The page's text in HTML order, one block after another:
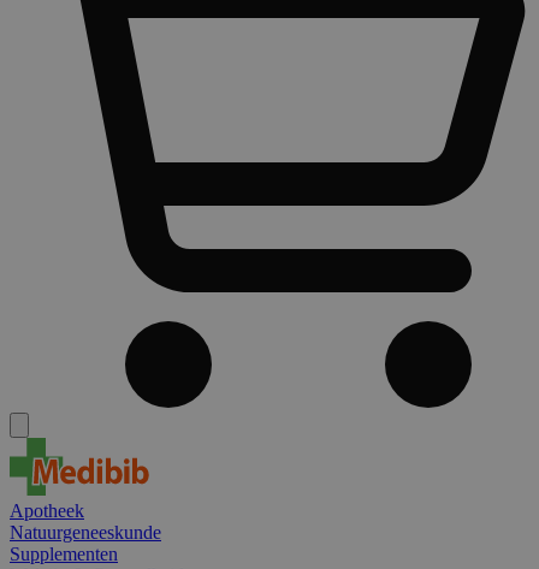
Apotheek
Natuurgeneeskunde
Supplementen